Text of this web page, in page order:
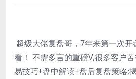
超级大佬复盘哥，7年来第一次
看！ 不需多言的重磅V,很多客户
易技巧+盘中解读+盘后复盘策略;